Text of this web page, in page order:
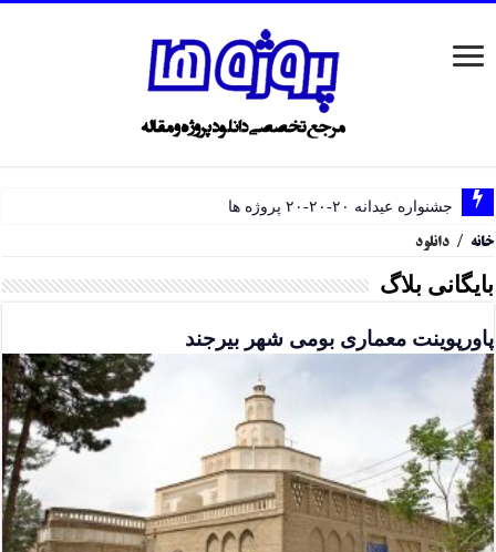
جشنواره عیدانه ۲۰-۲۰-۲۰ پروژه ها
خانه / دانلود
بایگانی بلاگ
پاورپوینت معماری بومی شهر بیرجند